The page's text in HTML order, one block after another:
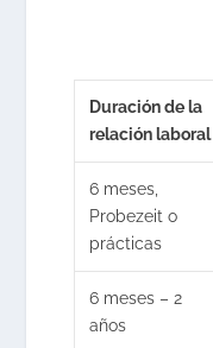
Duración de la
relación laboral
6 meses,
Probezeit o
prácticas
6 meses – 2
años